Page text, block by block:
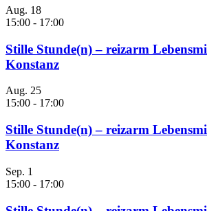
Aug. 18
15:00 - 17:00
Stille Stunde(n) – reizarm
Konstanz
Aug. 25
15:00 - 17:00
Stille Stunde(n) – reizarm
Konstanz
Sep. 1
15:00 - 17:00